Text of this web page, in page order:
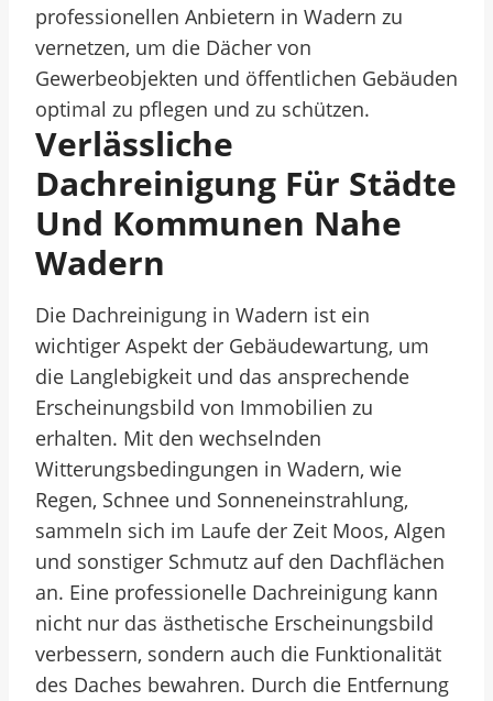
professionellen Anbietern in Wadern zu
vernetzen, um die Dächer von
Gewerbeobjekten und öffentlichen Gebäuden
optimal zu pflegen und zu schützen.
Verlässliche
Dachreinigung Für Städte
Und Kommunen Nahe
Wadern
Die Dachreinigung in Wadern ist ein
wichtiger Aspekt der Gebäudewartung, um
die Langlebigkeit und das ansprechende
Erscheinungsbild von Immobilien zu
erhalten. Mit den wechselnden
Witterungsbedingungen in Wadern, wie
Regen, Schnee und Sonneneinstrahlung,
sammeln sich im Laufe der Zeit Moos, Algen
und sonstiger Schmutz auf den Dachflächen
an. Eine professionelle Dachreinigung kann
nicht nur das ästhetische Erscheinungsbild
verbessern, sondern auch die Funktionalität
des Daches bewahren. Durch die Entfernung